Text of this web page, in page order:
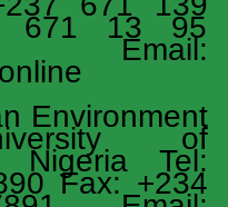
671 13 95
Environment
of
Nigeria Tel:
Fax: +234